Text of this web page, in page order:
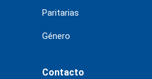
Paritarias
Género
Contacto